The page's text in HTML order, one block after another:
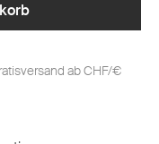
ab CHF/€